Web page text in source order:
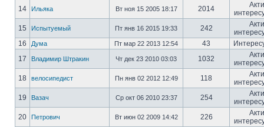
14
Ильяка Вт ноя 15 2005 18:17 2014
15
Испытуемый Пт янв 16 2015 19:33 242
16
Дума Пт мар 22 2013 12:54 43
17
Владимир Штракин Чт дек 23 2010 03:03 1032
18
велосипедист Пн янв 02 2012 12:49 118
19
Вазач Ср окт 06 2010 23:37 254
20
Петрович Вт июн 02 2009 14:42 226